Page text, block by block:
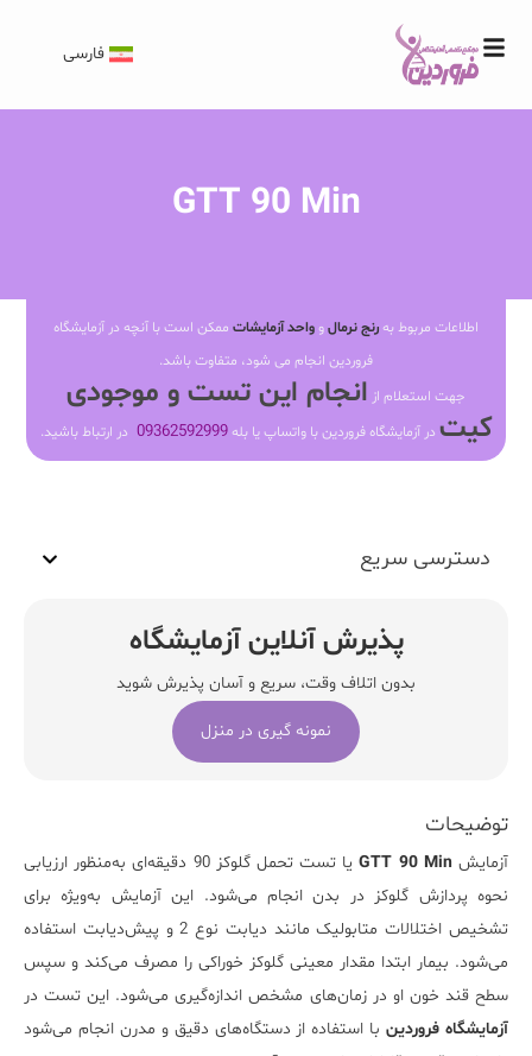
فارسی
GTT 90 Min
اطلاعات مربوط بهرنج نرمالو واحد آزمایشات ممکن است با آنچه در آزمایشگاه
فروردین انجام می شود، متفاوت باشد.
جهت استعلام از انجام این تست و موجودی
کیت در آزمایشگاه فروردین با واتساپ یا بله09362592999 در ارتباط باشید.
توضیحات
آزمایش GTT 90 Min
یا تست تحمل گلوکز 90 دقیقه‌ای به‌منظور ارزیابی
نحوه پردازش گلوکز در بدن انجام می‌شود. این آزمایش به‌ویژه برای
تشخیص اختلالات متابولیک مانند دیابت
نوع 2 و پیش‌دیابت استفاده
می‌شود. بیمار ابتدا مقدار معینی گلوکز خوراکی را مصرف می‌کند و سپس
سطح قند خون او در زمان‌های مشخص اندازه‌گیری می‌شود. این تست در
آزمایشگاه فروردینبا استفاده از دستگاه‌های دقیق و مدرن انجام می‌شود
دسترسی سریع
پذیرش آنلاین آزمایشگاه
بدون اتلاف وقت، سریع و آسان پذیرش شوید
نمونه گیری در منزل